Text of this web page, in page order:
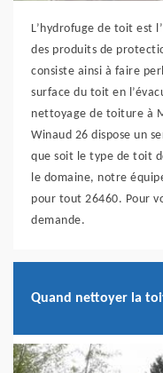
L’hydrofuge de toit est
des produits de
consiste ainsi à faire
surface du toit en
nettoyage de toiture à
Winaud 26 dispose un
que soit le type de toit
le domaine, notre
pour tout 26460. Pour
demande.
Quand nettoyer la